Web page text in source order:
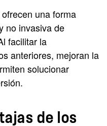
ofrecen una forma
no invasiva de
facilitar la
anteriores, mejoran la
solucionar
de los